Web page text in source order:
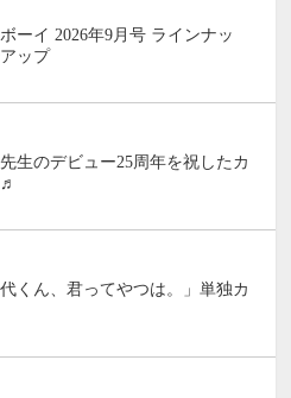
ーイ 2026年9月号 ラインナッ
ップ
生のデビュー25周年を祝したカ
くん、君ってやつは。」単独カ